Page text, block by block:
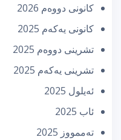
كانونی دووه‌م 2026
كانونی یه‌كه‌م 2025
تشرینی دووه‌م 2025
تشرینی یه‌كه‌م 2025
ئه‌یلول 2025
ئاب 2025
تەممووز 2025